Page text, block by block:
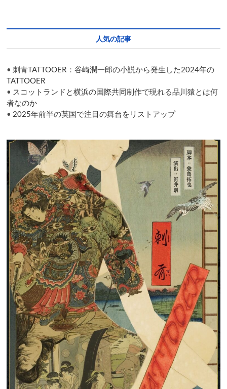
ballet
人気の記事
•刺青TATTOOER：谷崎潤一郎の小説から発生した2024年の
TATTOOER
• スコットランドと横浜の国際共同制作で現れる品川猿とは何
者なのか
• 2025年前半の英国で注目の舞台をリストアップ